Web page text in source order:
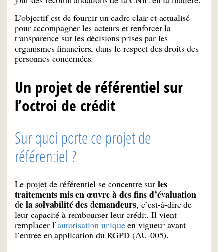
L’objectif est de fournir un cadre clair et actualisé
pour accompagner les acteurs et renforcer la
transparence sur les décisions prises par les
organismes financiers, dans le respect des droits des
personnes concernées.
Un projet de référentiel sur
l’octroi de crédit
Sur quoi porte ce projet de
référentiel ?
Le projet de référentiel se concentre sur les
traitements mis en œuvre à des fins d’évaluation
de la solvabilité des demandeurs, c’est-à-dire de
leur capacité à rembourser leur crédit. Il vient
remplacer l’autorisation unique en vigueur avant
l’entrée en application du RGPD (AU-005).